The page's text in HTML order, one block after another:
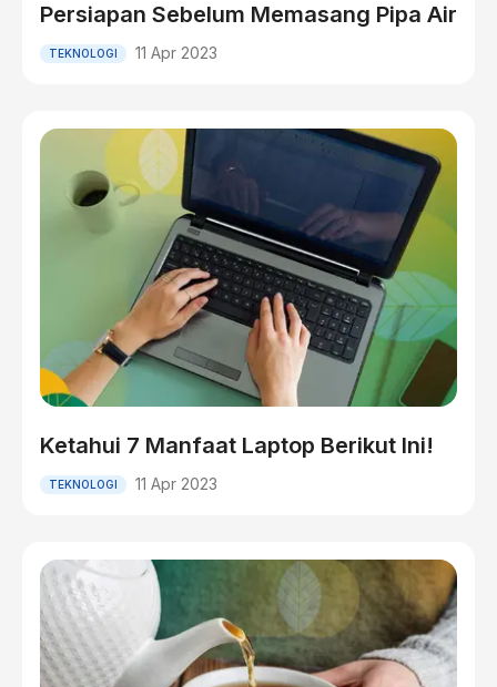
Persiapan Sebelum Memasang Pipa Air
TEKNOLOGI 11 Apr 2023
Ketahui 7 Manfaat Laptop Berikut Ini!
TEKNOLOGI 11 Apr 2023